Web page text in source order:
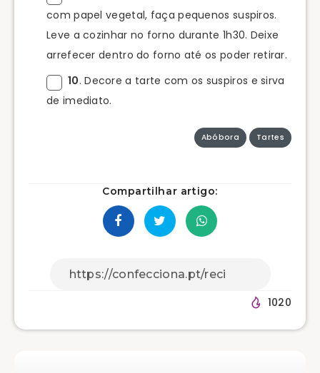
com papel vegetal, faça pequenos suspiros.
Leve a cozinhar no forno durante 1h30. Deixe
arrefecer dentro do forno até os poder retirar.
10. Decore a tarte com os suspiros e sirva
de imediato.
Abóbora Tartes
Compartilhar artigo:
1020